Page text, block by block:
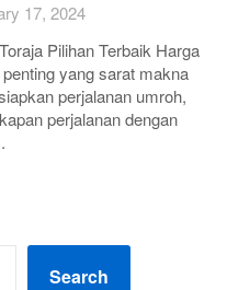
17, 2024
Pilihan Terbaik Harga
yang sarat makna
perjalanan umroh,
perjalanan dengan
Search